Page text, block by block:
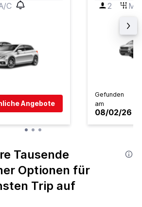
C
Angebote
2 M
Gefunden
am
08/02/26
Tausende
Optionen für
Trip auf